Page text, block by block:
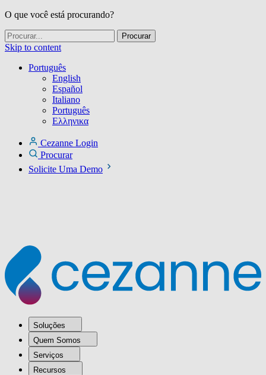
O que você está procurando?
Skip to content
Português
English
Español
Italiano
Português
Ελληνικα
Cezanne Login
Procurar
Solicite Uma Demo
Soluções
Quem Somos
Serviços
Recursos